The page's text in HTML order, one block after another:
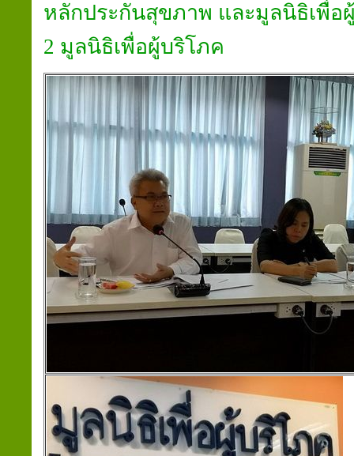
หลักประกัน​สุขภาพ​ และมูลนิธิ​เพื่
2​ มูลนิธิ​เพื่อ​ผู้บริโภค​